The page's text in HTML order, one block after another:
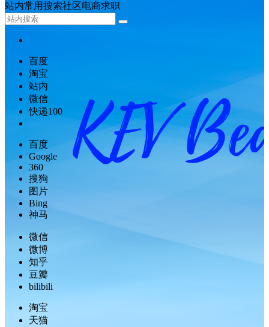
站内常用搜索社区电商求职
百度
淘宝
站内
微信
快递100
百度
Google
360
搜狗
图片
Bing
神马
微信
微博
知乎
豆瓣
bilibili
淘宝
天猫